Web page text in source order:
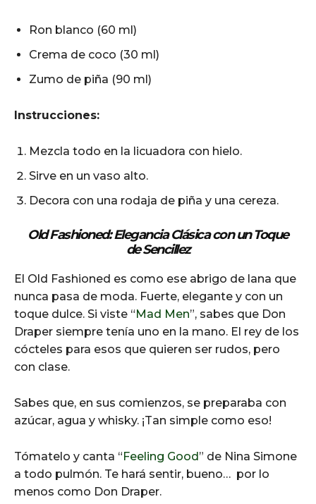
Ron blanco (60 ml)
Crema de coco (30 ml)
Zumo de piña (90 ml)
Instrucciones:
Mezcla todo en la licuadora con hielo.
Sirve en un vaso alto.
Decora con una rodaja de piña y una cereza.
Old Fashioned: Elegancia Clásica con un Toque
de Sencillez
El Old Fashioned es como ese abrigo de lana que
nunca pasa de moda. Fuerte, elegante y con un
toque dulce. Si viste “Mad Men”, sabes que Don
Draper siempre tenía uno en la mano. El rey de los
cócteles para esos que quieren ser rudos, pero
con clase.
Sabes que, en sus comienzos, se preparaba con
azúcar, agua y whisky. ¡Tan simple como eso!
Tómatelo y canta “Feeling Good” de Nina Simone
a todo pulmón. Te hará sentir, bueno… por lo
menos como Don Draper.